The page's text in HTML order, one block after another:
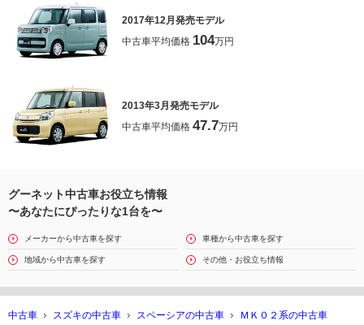
2017年12月発売モデル
中古車平均価格 104万円
2013年3月発売モデル
中古車平均価格 47.7万円
グーネット中古車お役立ち情報
〜あなたにぴったりな1台を〜
メーカーから中古車を探す 車種から中古車を探す
地域から中古車を探す その他・お役立ち情報
中古車 スズキの中古車 スペーシアの中古車
ＭＫ０２系の中古車